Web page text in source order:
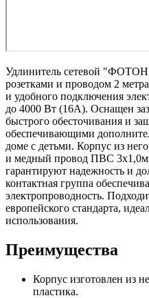
Удлинитель сетевой
розетками и проводом 2
и удобного подключения
до 4000 Вт (16А). Оснащен
быстрого обесточивания и
обеспечивающими
доме с детьми. Корпус из
и медный провод ПВС
гарантируют надежность и
контактная группа
электропроводность.
европейского стандарта,
использования.
Преимущества
Корпус изготовлен из
пластика.